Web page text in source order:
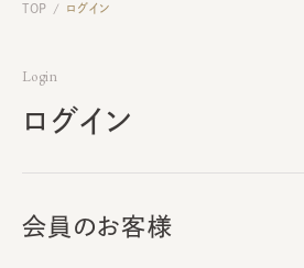
TOP / ログイン
Login
ログイン
会員のお客様